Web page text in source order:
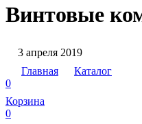
Винтовые
3 апреля 2019
Главная
Каталог
0
Корзина
0